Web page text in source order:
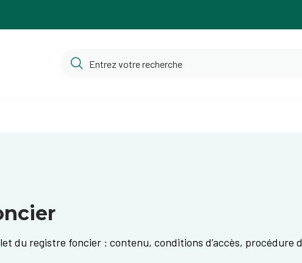
du registre foncier : contenu, conditions d’accès, procédure